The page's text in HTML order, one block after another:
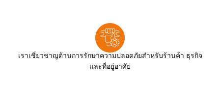
เราเชี่ยวชาญด้านการรักษาความปลอดภัยสำหรับร้านค้า ธุรกิจ
และที่อยู่อาศัย